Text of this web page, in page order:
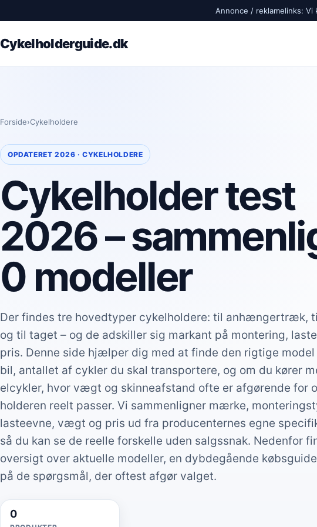
Annonce / reklamelinks:
Cykelholderguide.dk
Forside›Cykelholdere
OPDATERET 2026 · CYKELHOLDERE
Cykelholder test
2026 –
0 modeller
Der findes tre hovedtyper cykelholdere: til anhængertræk,
og til taget – og de adskiller sig markant på montering,
pris. Denne side hjælper dig med at finde den rigtige
bil, antallet af cykler du skal transportere, og om du kører
elcykler, hvor vægt og skinneafstand ofte er afgørende for
holderen reelt passer. Vi sammenligner mærke,
lasteevne, vægt og pris ud fra producenternes egne
så du kan se de reelle forskelle uden salgssnak. Nedenfor
oversigt over aktuelle modeller, en dybdegående
på de spørgsmål, der oftest afgør valget.
0